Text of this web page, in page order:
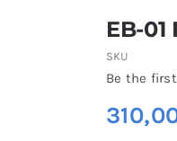
EB-
SKU
Be the